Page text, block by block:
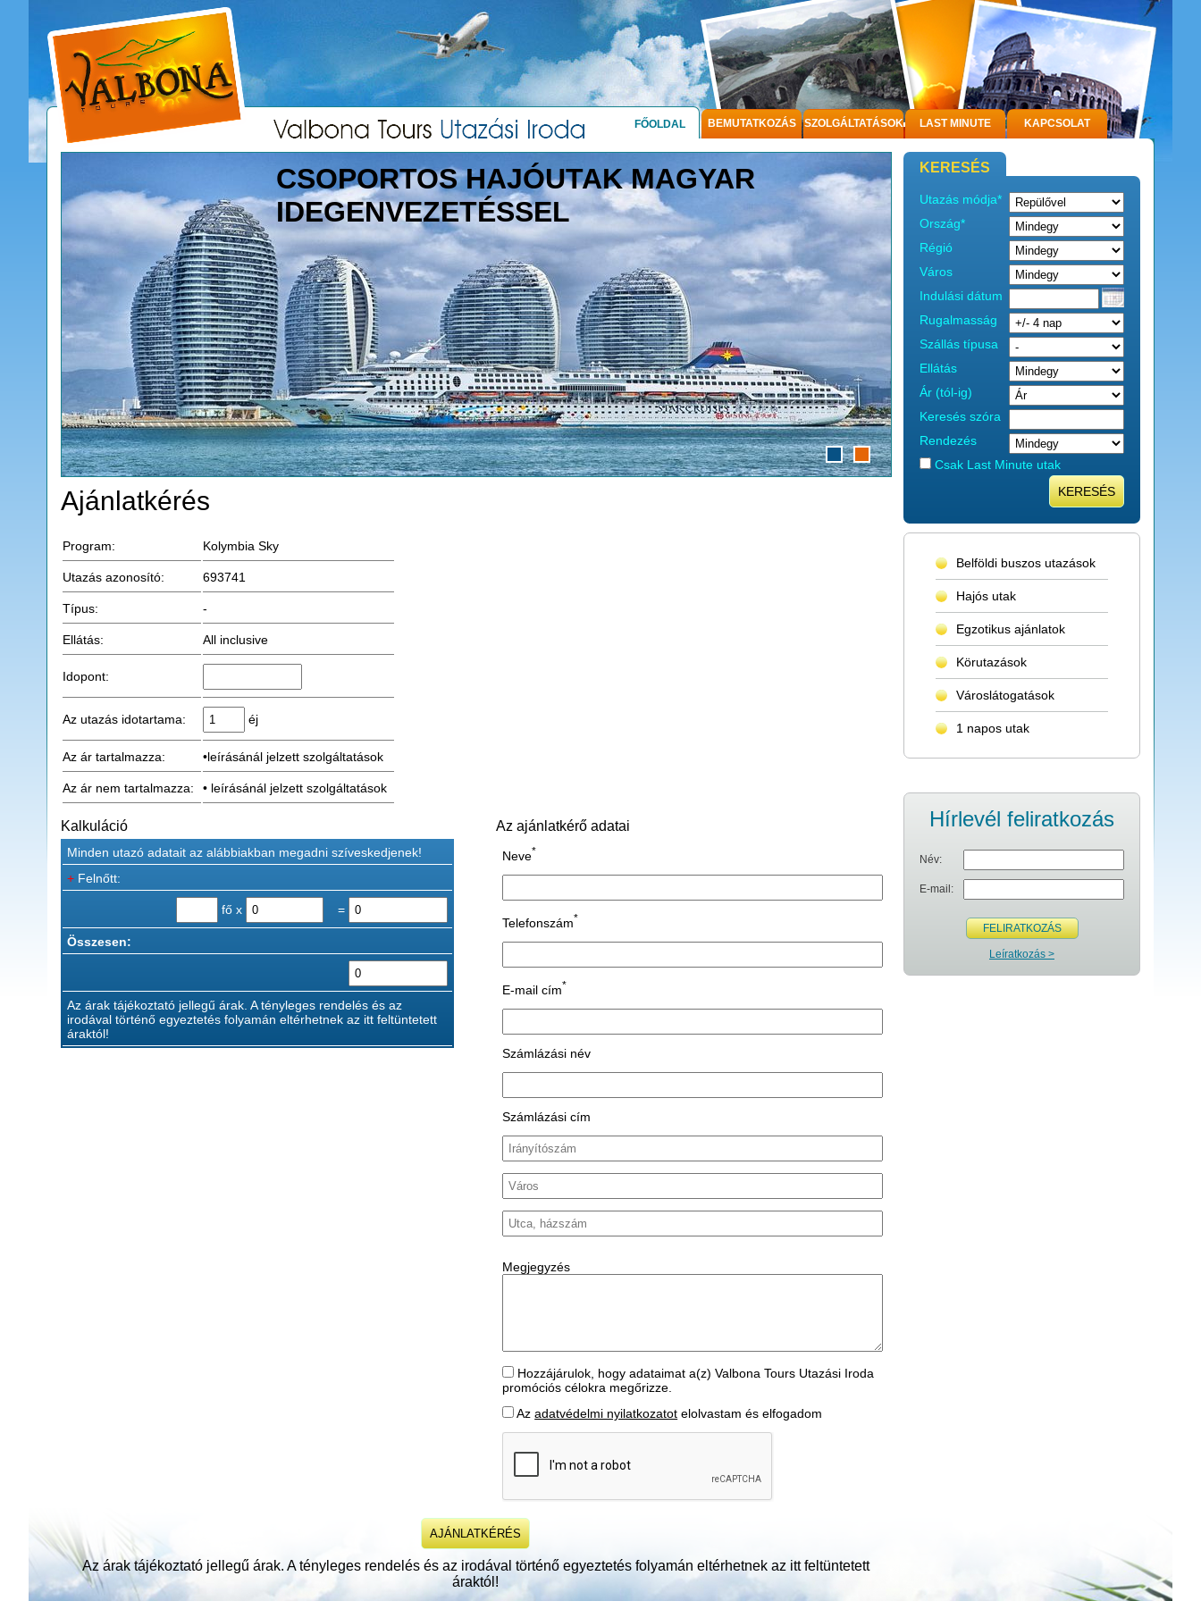
FŐOLDAL BEMUTATKOZÁS SZOLGÁLTATÁSOK LAST MINUTE KAPCSOLAT
CSOPORTOS HAJÓUTAK MAGYAR
IDEGENVEZETÉSSEL
Ajánlatkérés
Program: Kolymbia Sky
Utazás azonosító: 693741
Típus: -
Ellátás: All inclusive
Idopont:
Az utazás idotartama: éj
Az ár tartalmazza: •leírásánál jelzett szolgáltatások
Az ár nem tartalmazza: • leírásánál jelzett szolgáltatások
Kalkuláció
Minden utazó adatait az alábbiakban megadni szíveskedjenek!
+ Felnőtt:
fő x =
Összesen:
Az árak tájékoztató jellegű árak. A tényleges rendelés és az
irodával történő egyeztetés folyamán eltérhetnek az itt feltüntetett
áraktól!
Az ajánlatkérő adatai
Neve*
Telefonszám*
E-mail cím*
Számlázási név
Számlázási cím
Megjegyzés
Hozzájárulok, hogy adataimat a(z) Valbona Tours Utazási Iroda
promóciós célokra megőrizze.
Azadatvédelmi nyilatkozatot elolvastam és elfogadom
Az árak tájékoztató jellegű árak. A tényleges rendelés és az irodával történő egyeztetés folyamán eltérhetnek az itt feltüntetett
áraktól!
KERESÉS
Utazás módja*
Ország*
Régió
Város
Indulási dátum
Rugalmasság
Szállás típusa
Ellátás
Ár (tól-ig)
Keresés szóra
Rendezés
Csak Last Minute utak
KERESÉS
Belföldi buszos utazások
Hajós utak
Egzotikus ajánlatok
Körutazások
Városlátogatások
1 napos utak
Hírlevél feliratkozás
Név:
E-mail:
FELIRATKOZÁS
Leíratkozás >